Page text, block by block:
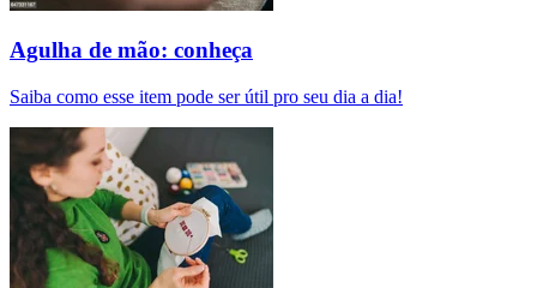
Agulha de mão: conheça
Saiba como esse item pode ser útil pro seu dia a dia!